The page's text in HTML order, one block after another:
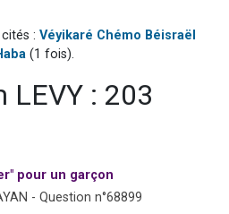
61 personnes viennent de demander une bénédiction
49 places pour étudier en groupe sur Zoom
: Véyikaré Chémo Béisraël
(1 fois).
LEVY : 203
pour un garçon
- Question n°68899